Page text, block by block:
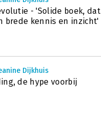
- 'Solide boek, dat
brede kennis en inzicht'
Dijkhuis
de hype voorbij